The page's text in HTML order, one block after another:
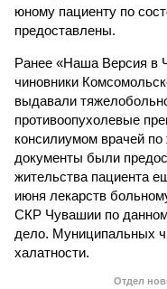
юному пациенту по
предоставлены.
Ранее «Наша Версия в
чиновники
выдавали
противоопухолевые
консилиумом врачей
документы были
жительства пациента
июня лекарств
СКР Чувашии по
дело. Муниципальных
халатности.
Отдел